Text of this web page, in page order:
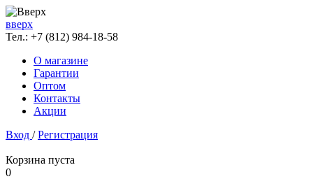
вверх
Тел.: +7 (812) 984-18-58
О магазине
Гарантии
Оптом
Контакты
Акции
Вход /Регистрация
Корзина пуста
0